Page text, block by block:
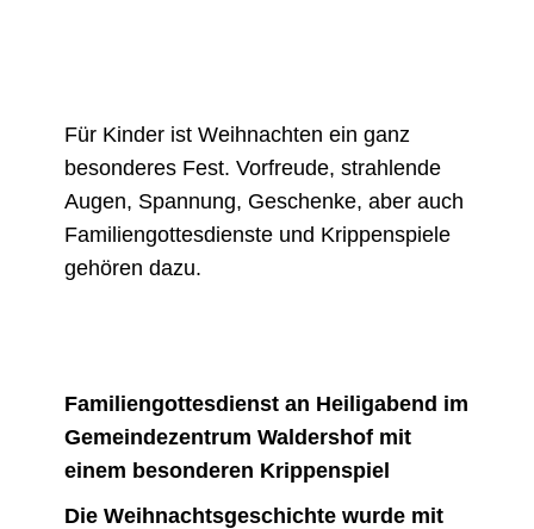
Für Kinder ist Weihnachten ein ganz
besonderes Fest. Vorfreude, strahlende
Augen, Spannung, Geschenke, aber auch
Familiengottesdienste und Krippenspiele
gehören dazu.
Familiengottesdienst an Heiligabend im
Gemeindezentrum Waldershof mit
einem besonderen Krippenspiel
Die Weihnachtsgeschichte wurde mit